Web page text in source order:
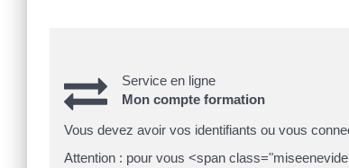
Service en ligne
Mon compte formation
Vous devez avoir vos identifiants ou vous
Attention : pour vous <span